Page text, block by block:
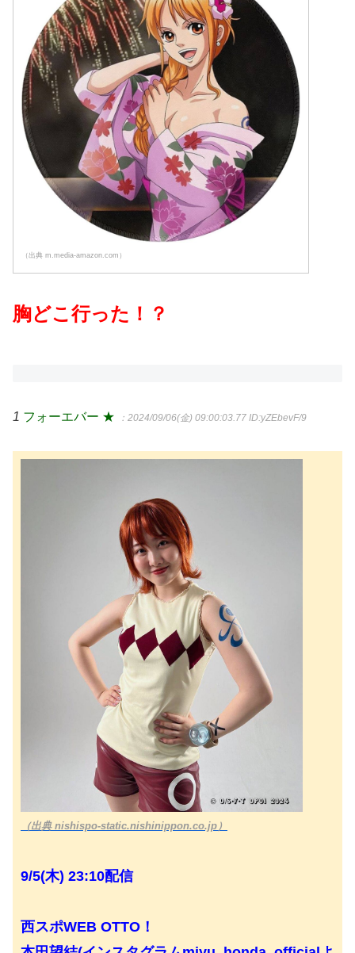
（出典 m.media-amazon.com）
胸どこ行った！？
1 フォーエバー ★ ：2024/09/06(金) 09:00:03.77 ID:yZEbevF/9
（出典 nishispo-static.nishinippon.co.jp）
9/5(木) 23:10配信
西スポWEB OTTO！